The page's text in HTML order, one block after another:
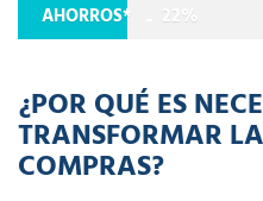
AHORROS* 22%
¿POR QUÉ ES
TRANSFORMAR
COMPRAS?